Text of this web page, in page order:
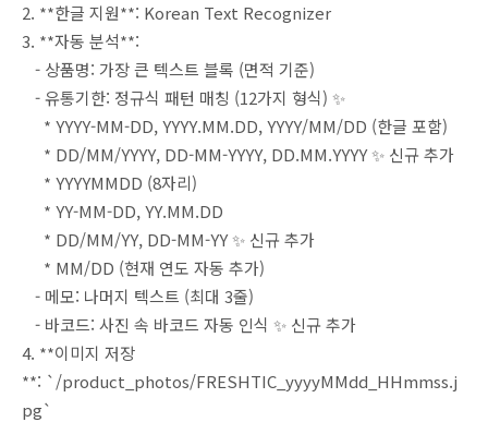
2. **한글 지원**: Korean Text Recognizer
3. **자동 분석**:
- 상품명: 가장 큰 텍스트 블록 (면적 기준)
- 유통기한: 정규식 패턴 매칭 (12가지 형식) ✨
* YYYY-MM-DD, YYYY.MM.DD, YYYY/MM/DD (한글 포함)
* DD/MM/YYYY, DD-MM-YYYY, DD.MM.YYYY ✨ 신규 추가
* YYYYMMDD (8자리)
* YY-MM-DD, YY.MM.DD
* DD/MM/YY, DD-MM-YY ✨ 신규 추가
* MM/DD (현재 연도 자동 추가)
- 메모: 나머지 텍스트 (최대 3줄)
- 바코드: 사진 속 바코드 자동 인식 ✨ 신규 추가
4. **이미지 저장
**: `/product_photos/FRESHTIC_yyyyMMdd_HHmmss.j
pg`